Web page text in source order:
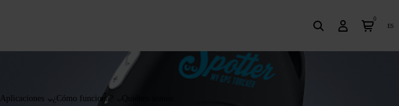
Aplicaciones ¿Cómo funciona?
0
es